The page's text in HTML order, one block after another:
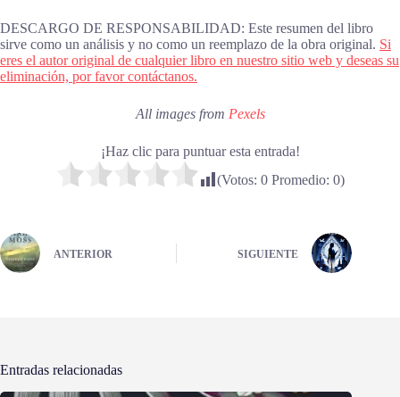
DESCARGO DE RESPONSABILIDAD: Este resumen del libro
sirve como un análisis y no como un reemplazo de la obra original. Si
eres el autor original de cualquier libro en nuestro sitio web y deseas su
eliminación, por favor contáctanos.
All images from Pexels
¡Haz clic para puntuar esta entrada!
(Votos: 0Promedio: 0)
ANTERIOR SIGUIENTE
Entradas relacionadas